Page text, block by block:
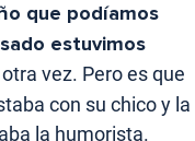
que podíamos
estuvimos
vez. Pero es que
con su chico y la
la humorista.